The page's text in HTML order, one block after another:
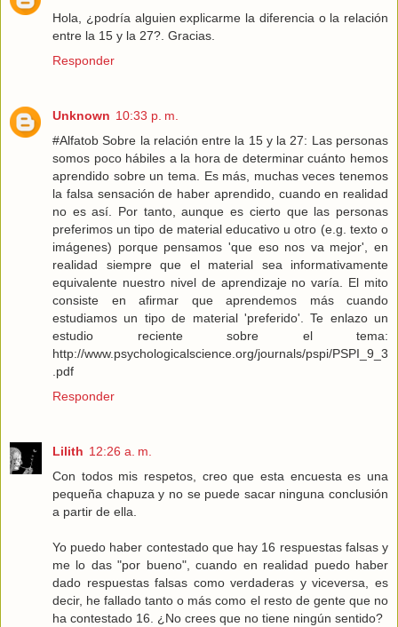
Hola, ¿podría alguien explicarme la diferencia o la relación
entre la 15 y la 27?. Gracias.
Responder
Unknown 10:33 p. m.
#Alfatob Sobre la relación entre la 15 y la 27: Las personas
somos poco hábiles a la hora de determinar cuánto hemos
aprendido sobre un tema. Es más, muchas veces tenemos
la falsa sensación de haber aprendido, cuando en realidad
no es así. Por tanto, aunque es cierto que las personas
preferimos un tipo de material educativo u otro (e.g. texto o
imágenes) porque pensamos 'que eso nos va mejor', en
realidad siempre que el material sea informativamente
equivalente nuestro nivel de aprendizaje no varía. El mito
consiste en afirmar que aprendemos más cuando
estudiamos un tipo de material 'preferido'. Te enlazo un
estudio reciente sobre el tema:
http://www.psychologicalscience.org/journals/pspi/PSPI_9_3
.pdf
Responder
Lilith 12:26 a. m.
Con todos mis respetos, creo que esta encuesta es una
pequeña chapuza y no se puede sacar ninguna conclusión
a partir de ella.
Yo puedo haber contestado que hay 16 respuestas falsas y
me lo das "por bueno", cuando en realidad puedo haber
dado respuestas falsas como verdaderas y viceversa, es
decir, he fallado tanto o más como el resto de gente que no
ha contestado 16. ¿No crees que no tiene ningún sentido?